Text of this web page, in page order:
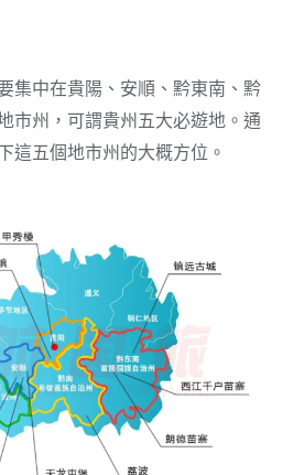
集中在貴陽、安順、黔東南、黔
市州，可謂貴州五大必遊地。通
這五個地市州的大概方位。